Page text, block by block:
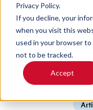
Privacy Policy.
If you decline, your
when you visit this
used in your browser
not to be tracked.
Accept
9
adoptan